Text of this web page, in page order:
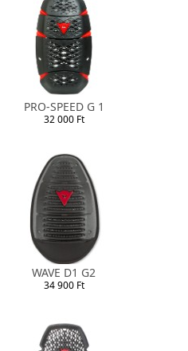
PRO-SPEED G 1
32 000 Ft
WAVE D1 G2
34 900 Ft